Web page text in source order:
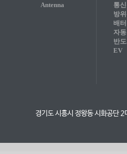
Antenna
통신
방
배터
자
반도
EV
경기도 시흥시 정왕동 시화공단